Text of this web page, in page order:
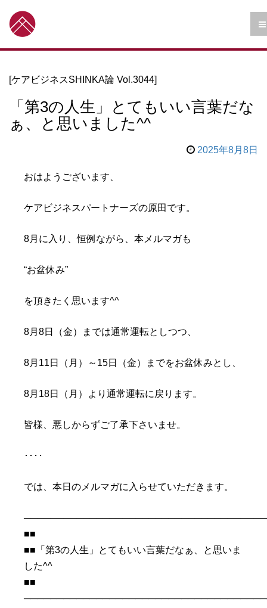
[ケアビジネスSHINKA論 Vol.3044]
「第3の人生」とてもいい言葉だな
ぁ、と思いました^^
2025年8月8日
おはようございます、
ケアビジネスパートナーズの原田です。
8月に入り、恒例ながら、本メルマガも
“お盆休み”
を頂きたく思います^^
8月8日（金）までは通常運転としつつ、
8月11日（月）～15日（金）までをお盆休みとし、
8月18日（月）より通常運転に戻ります。
皆様、悪しからずご了承下さいませ。
････
では、本日のメルマガに入らせていただきます。
■■
■■「第3の人生」とてもいい言葉だなぁ、と思いま
した^^
■■